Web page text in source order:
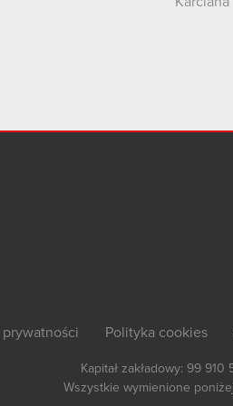
prywatności Polityka cookies
Kapitał zakładowy: 99
Wszystkie wymienione